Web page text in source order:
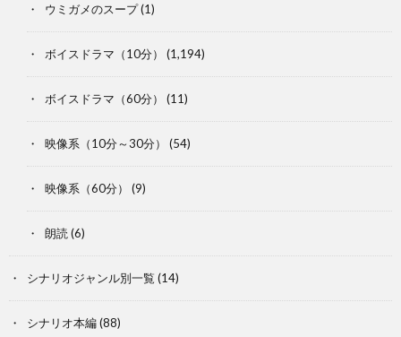
ウミガメのスープ(1)
ボイスドラマ（10分） (1,194)
ボイスドラマ（60分） (11)
映像系（10分～30分） (54)
映像系（60分） (9)
朗読 (6)
シナリオジャンル別一覧 (14)
シナリオ本編(88)